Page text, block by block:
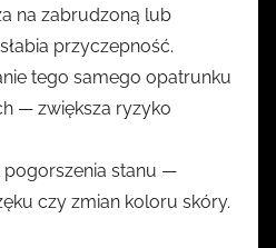
na zabrudzoną lub
przyczepność.
tego samego opatrunku
— zwiększa ryzyko
pogorszenia stanu —
czy zmian koloru skóry.